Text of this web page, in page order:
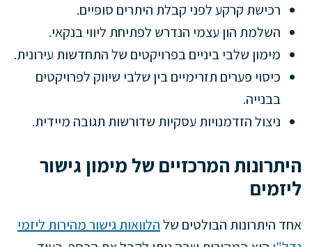
רכישת קרקע לפני קבלת היתרים סופיים.
השלמת הון עצמי הנדרש לפתיחת ליווי בנקאי.
מימון שלבי ביניים בפרויקטים של התחדשות עירונית.
כיסוי פערים תזרימיים בין שלבי שיווק לפרויקטים
בבנייה.
ניצול הזדמנויות עסקיות שדורשות תגובה מיידית.
היתרונות המרכזיים של מימון גישור
ליזמים
אחד היתרונות הבולטים שלהלוואות גישור מהירות ליזמי